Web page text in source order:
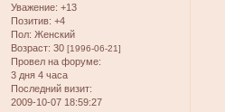
Уважение: +13
Позитив: +4
Пол: Женский
Возраст: 30 [1996-06-21]
Провел на форуме:
3 дня 4 часа
Последний визит:
2009-10-07 18:59:27